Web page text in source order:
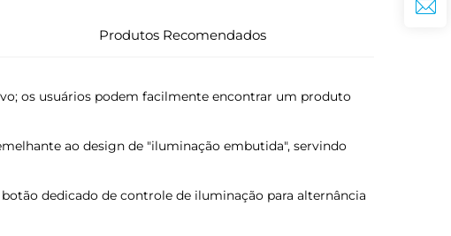
Produtos Recomendados
os usuários podem facilmente encontrar um produto
ao design de "iluminação embutida", servindo
dedicado de controle de iluminação para alternância